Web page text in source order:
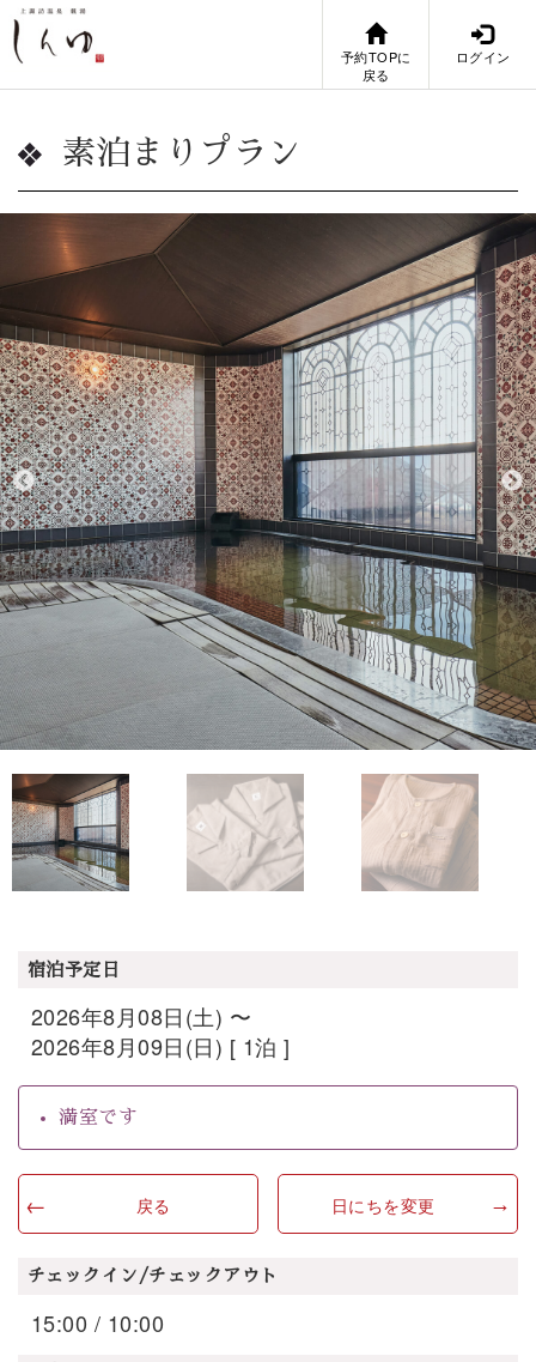
予約TOPに
戻る
ログイン
素泊まりプラン
宿泊予定日
2026年8月08日(土) 〜
2026年8月09日(日) [ 1泊 ]
満室です
戻る 日にちを変更
チェックイン/チェックアウト
15:00 / 10:00